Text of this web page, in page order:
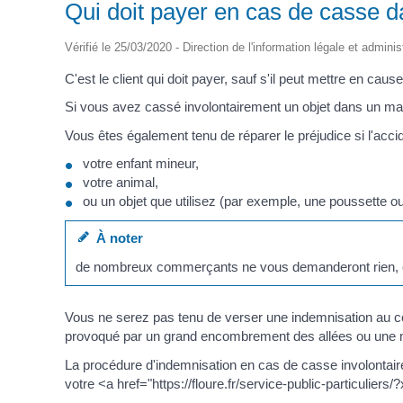
Qui doit payer en cas de casse
Vérifié le 25/03/2020 - Direction de l'information légale et
C'est le client qui doit payer, sauf s'il peut mettre en
Si vous avez cassé involontairement un objet dans un
Vous êtes également tenu de réparer le préjudice si
votre enfant mineur,
votre animal,
ou un objet que utilisez (par exemple, une poussette
À noter
de nombreux commerçants ne vous demanderont
Vous ne serez pas tenu de verser une indemnisation au
provoqué par un grand encombrement des allées ou
La procédure d'indemnisation en cas de casse
votre <a href="https://floure.fr/service-public-